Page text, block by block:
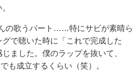
の歌うパート……特にサビが素晴ら
で聴いた時に「これで完成した
ました。僕のラップを抜いて、
も成立するくらい（笑）。